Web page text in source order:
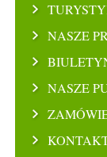
NASZE
NASZE